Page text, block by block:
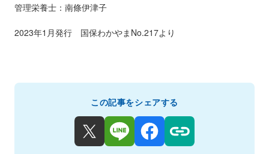
管理栄養士：南條伊津子
2023年1月発行 国保わかやまNo.217より
この記事をシェアする